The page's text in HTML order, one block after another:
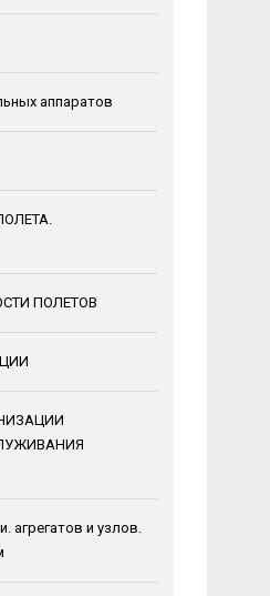
аппаратов
ПОЛЕТОВ
агрегатов и узлов.